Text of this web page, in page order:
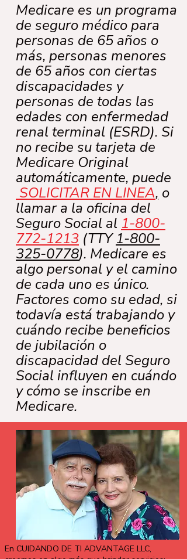
Medicare es un programa
de seguro médico para
personas de 65 años o
más, personas menores
de 65 años con ciertas
discapacidades y
personas de todas las
edades con enfermedad
renal terminal (ESRD). Si
no recibe su tarjeta de
Medicare Original
automáticamente, puede
SOLICITAR EN LINEA, o
llamar a la oficina del
Seguro Social al 1-800-
772-1213 (TTY1-800-
325-0778). Medicare es
algo personal y el camino
de cada uno es único.
Factores como su edad, si
todavía está trabajando y
cuándo recibe beneficios
de jubilación o
discapacidad del Seguro
Social influyen en cuándo
y cómo se inscribe en
Medicare.
En CUIDANDO DE TI ADVANTAGE LLC,